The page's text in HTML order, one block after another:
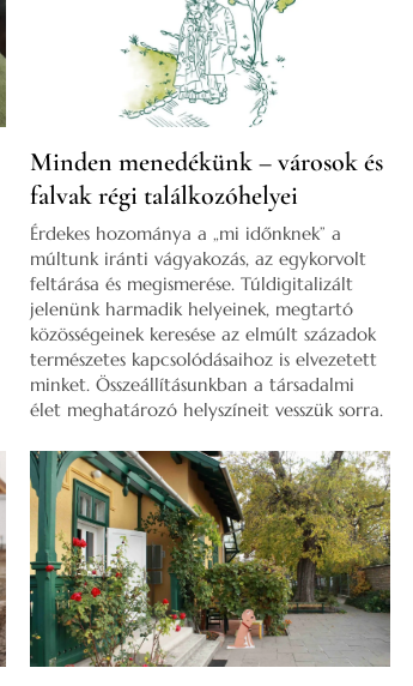
Minden menedékünk – városok és
falvak régi találkozóhelyei
Érdekes hozománya a „mi időnknek” a
múltunk iránti vágyakozás, az egykorvolt
feltárása és megismerése. Túldigitalizált
jelenünk harmadik helyeinek, megtartó
közösségeinek keresése az elmúlt századok
természetes kapcsolódásaihoz is elvezetett
minket. Összeállításunkban a társadalmi
élet meghatározó helyszíneit vesszük sorra.